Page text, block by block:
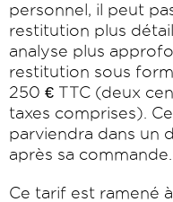
personnel, il peut
restitution plus
analyse plus
restitution sous
250 € TTC (deux
taxes comprises).
parviendra dans un
après sa commande.
Ce tarif est ramené